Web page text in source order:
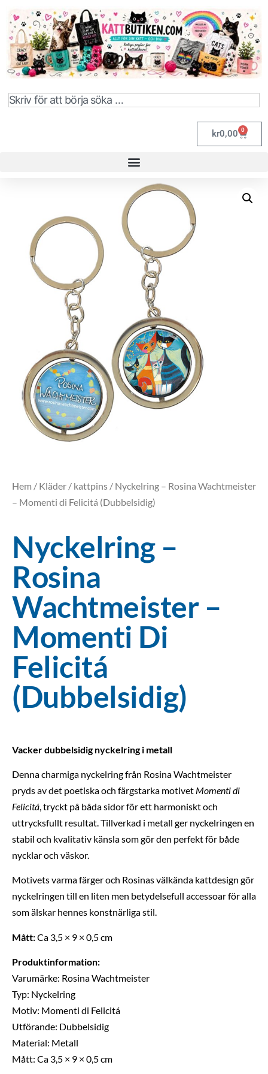
kr0,00 0
Hem / Kläder / kattpins / Nyckelring – Rosina Wachtmeister
– Momenti di Felicitá (Dubbelsidig)
Nyckelring –
Rosina
Wachtmeister –
Momenti Di
Felicitá
(Dubbelsidig)
Vacker dubbelsidig nyckelring i metall
Denna charmiga nyckelring från Rosina Wachtmeister
pryds av det poetiska och färgstarka motivet Momenti di
Felicitá, tryckt på båda sidor för ett harmoniskt och
uttrycksfullt resultat. Tillverkad i metall ger nyckelringen en
stabil och kvalitativ känsla som gör den perfekt för både
nycklar och väskor.
Motivets varma färger och Rosinas välkända kattdesign gör
nyckelringen till en liten men betydelsefull accessoar för alla
som älskar hennes konstnärliga stil.
Mått:Ca 3,5 × 9 × 0,5 cm
Produktinformation:
Varumärke: Rosina Wachtmeister
Typ: Nyckelring
Motiv: Momenti di Felicitá
Utförande: Dubbelsidig
Material: Metall
Mått: Ca 3,5 × 9 × 0,5 cm